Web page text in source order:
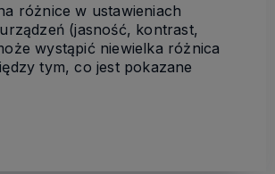
różnice w ustawieniach
(jasność, kontrast,
wystąpić niewielka różnica
tym, co jest pokazane